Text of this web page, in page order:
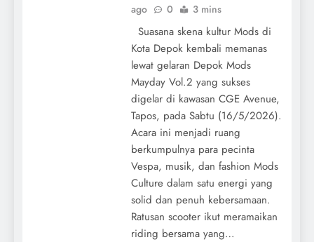
ago
0 3 mins
Suasana skena kultur Mods di
Kota Depok kembali memanas
lewat gelaran Depok Mods
Mayday Vol.2 yang sukses
digelar di kawasan CGE Avenue,
Tapos, pada Sabtu (16/5/2026).
Acara ini menjadi ruang
berkumpulnya para pecinta
Vespa, musik, dan fashion Mods
Culture dalam satu energi yang
solid dan penuh kebersamaan.
Ratusan scooter ikut meramaikan
riding bersama yang…